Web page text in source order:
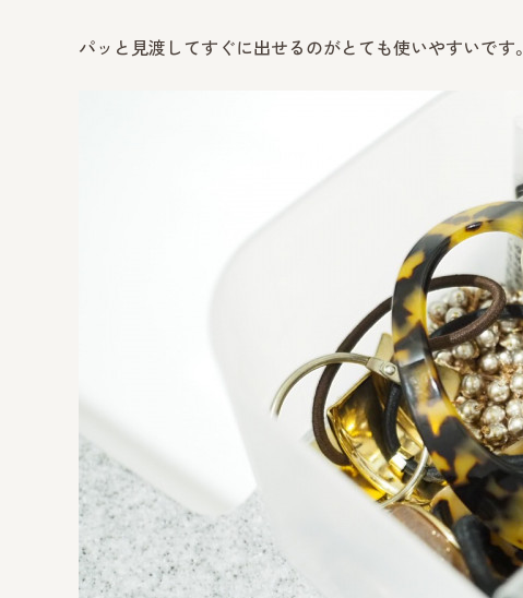
パッと見渡してすぐに出せるのがとても使いやすいです。